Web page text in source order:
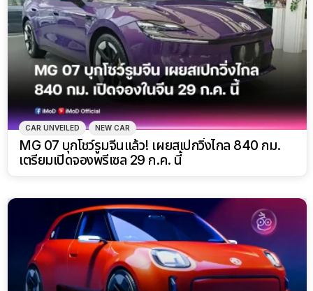
CAR UNVEILED NEW CAR
MG 07 บุกโชว์รูมจีนแล้ว! เผยสเปกวิ่งไกล 840 กม.
เตรียมเปิดจองพรีเซล 29 ก.ค. นี้